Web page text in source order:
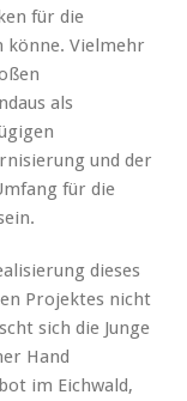
für die
könne. Vielmehr
als
und der
für die
dieses
Projektes nicht
sich die Junge
Hand
im Eichwald,